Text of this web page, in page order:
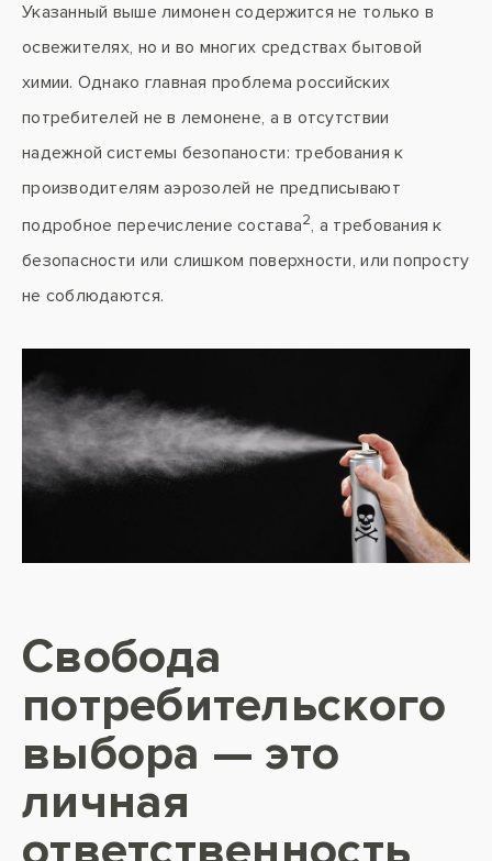
Указанный выше лимонен содержится не только в
освежителях, но и во многих средствах бытовой
химии. Однако главная проблема российских
потребителей не в лемонене, а в отсутствии
надежной системы безопаности: требования к
производителям аэрозолей не предписывают
подробное перечисление состава2, а требования к
безопасности или слишком поверхности, или попросту
не соблюдаются.
Свобода
потребительского
выбора — это
личная